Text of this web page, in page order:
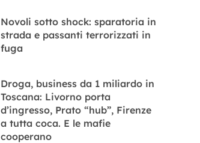
Novoli sotto shock: sparatoria in
strada e passanti terrorizzati in
fuga
Droga, business da 1 miliardo in
Toscana: Livorno porta
d’ingresso, Prato “hub”, Firenze
a tutta coca. E le mafie
cooperano